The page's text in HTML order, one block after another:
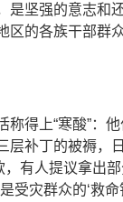
坚强的意志和
区的各族干部群
得上“寒酸”：
补丁的被褥，
有人提议拿出
受灾群众的‘救命